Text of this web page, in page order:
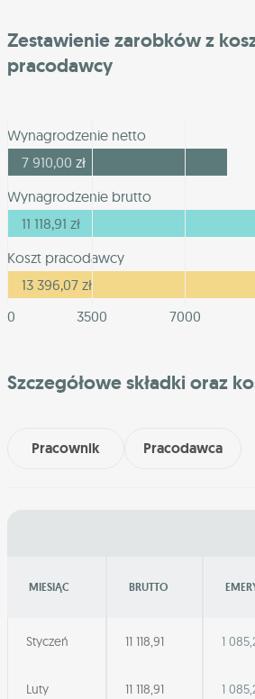
Zestawienie zarobków z
pracodawcy
Wynagrodzenie netto
7 910,00 zł
Wynagrodzenie brutto
11 118,91 zł
Koszt pracodawcy
13 396,07 zł
0
3500 7000
Szczegółowe składki oraz
Pracownik Pracodawca
MIESIĄC BRUTTO
Styczeń 11 118,91 1
Luty 11 118,91 1